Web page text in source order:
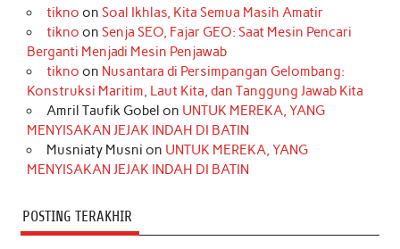
b
o
k
a
r
a
m
o
k
e
r
e
s
t
e
d
I
n
t
r
u
e
tikno on Soal Ikhlas, Kita Semua Masih Amatir
tikno on Senja SEO, Fajar GEO: Saat Mesin Pencari
Berganti Menjadi Mesin Penjawab
tikno on Nusantara di Persimpangan Gelombang:
Konstruksi Maritim, Laut Kita, dan Tanggung Jawab Kita
Amril Taufik Gobel on UNTUK MEREKA, YANG
MENYISAKAN JEJAK INDAH DI BATIN
Musniaty Musni on UNTUK MEREKA, YANG
MENYISAKAN JEJAK INDAH DI BATIN
POSTING TERAKHIR